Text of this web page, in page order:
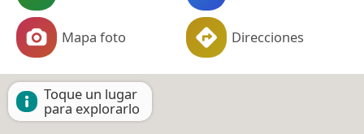
Mapa foto Direcciones
Toque un lugar
para explorarlo